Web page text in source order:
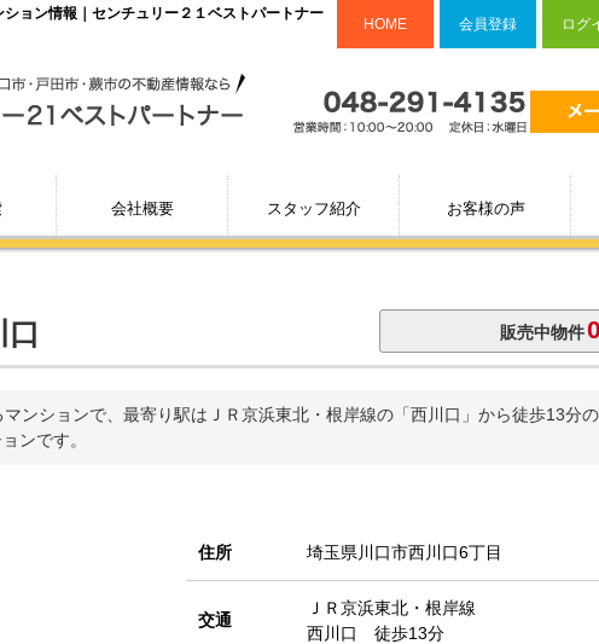
ョン情報｜センチュリー２１ベストパートナー
HOME 会員登録 ログ
会社概要 スタッフ紹介 お客様の声
口 販売中物件0
ションで、最寄り駅はＪＲ京浜東北・根岸線の「西川口」から徒歩13分
ンです。
住所 埼玉県川口市西川口6丁目
交通
ＪＲ京浜東北・根岸線
西川口 徒歩13分